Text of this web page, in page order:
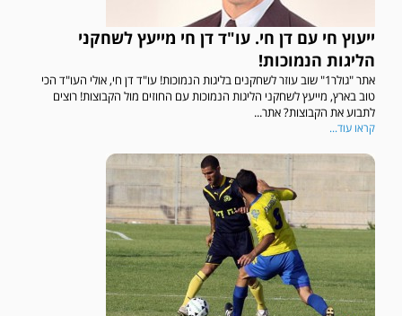
ייעוץ חי עם דן חי. עו"ד דן חי מייעץ לשחקני
הליגות הנמוכות!
אתר "גולר1" שוב עוזר לשחקנים בליגות הנמוכות! עו"ד דן חי, אולי העו"ד הכי
טוב בארץ, מייעץ לשחקני הליגות הנמוכות עם החוזים מול הקבוצות! רוצים
לתבוע את הקבוצות? אתר...
קראו עוד...